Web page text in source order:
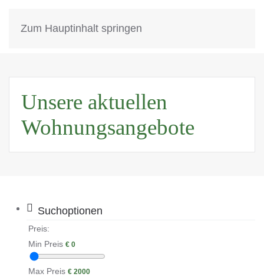
Zum Hauptinhalt springen
Wohnen in Zella-Mehlis
Unsere aktuellen
Wohnungsangebote
Suchoptionen
Preis:
Min Preis € 0
Max Preis € 2000